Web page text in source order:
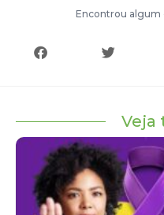
Encontrou algum
Veja